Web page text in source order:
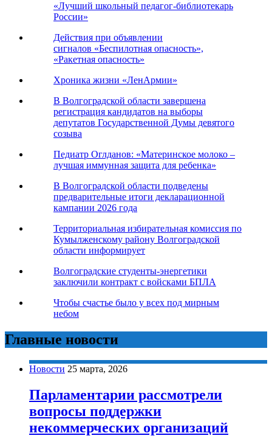
«Лучший школьный педагог-библиотекарь
России»
Действия при объявлении
сигналов «Беспилотная опасность»,
«Ракетная опасность»
Хроника жизни «ЛенАрмии»
В Волгоградской области завершена
регистрация кандидатов на выборы
депутатов Государственной Думы девятого
созыва
Педиатр Оглданов: «Материнское молоко –
лучшая иммунная защита для ребенка»
В Волгоградской области подведены
предварительные итоги декларационной
кампании 2026 года
Территориальная избирательная комиссия по
Кумылженскому району Волгоградской
области информирует
Волгоградские студенты-энергетики
заключили контракт с войсками БПЛА
Чтобы счастье было у всех под мирным
небом
Главные новости
Новости 25 марта, 2026
Парламентарии рассмотрели
вопросы поддержки
некоммерческих организаций